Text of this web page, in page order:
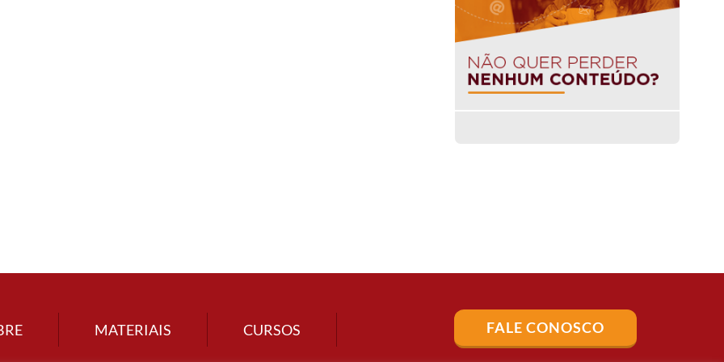
MATERIAIS CURSOS FALE CONOSCO